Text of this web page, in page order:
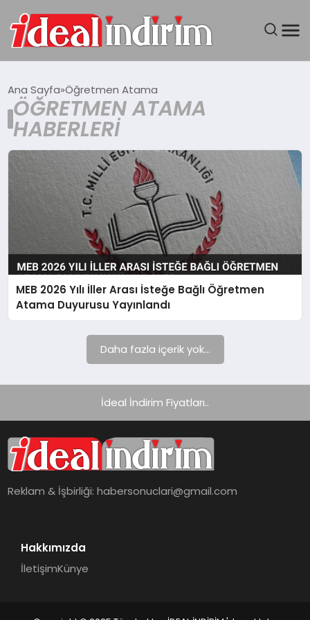
BILGISAYAR
DÜNYA
SEYAHAT
TEKNOLOJI
YAŞAM
Ana Sayfa Öğretmen Atama
ÖĞRETMEN ATAMA
HABERLERI
MEB 2026 Yılı İller Arası İsteğe Bağlı Öğretmen
Atama Duyurusu Yayınlandı
Daha fazla içerik yok...
İdeal İndirim Fiyatları..
Reklam & İşbirliği:habersonuclari@gmail.com
Hakkımızda
İletişimKünye